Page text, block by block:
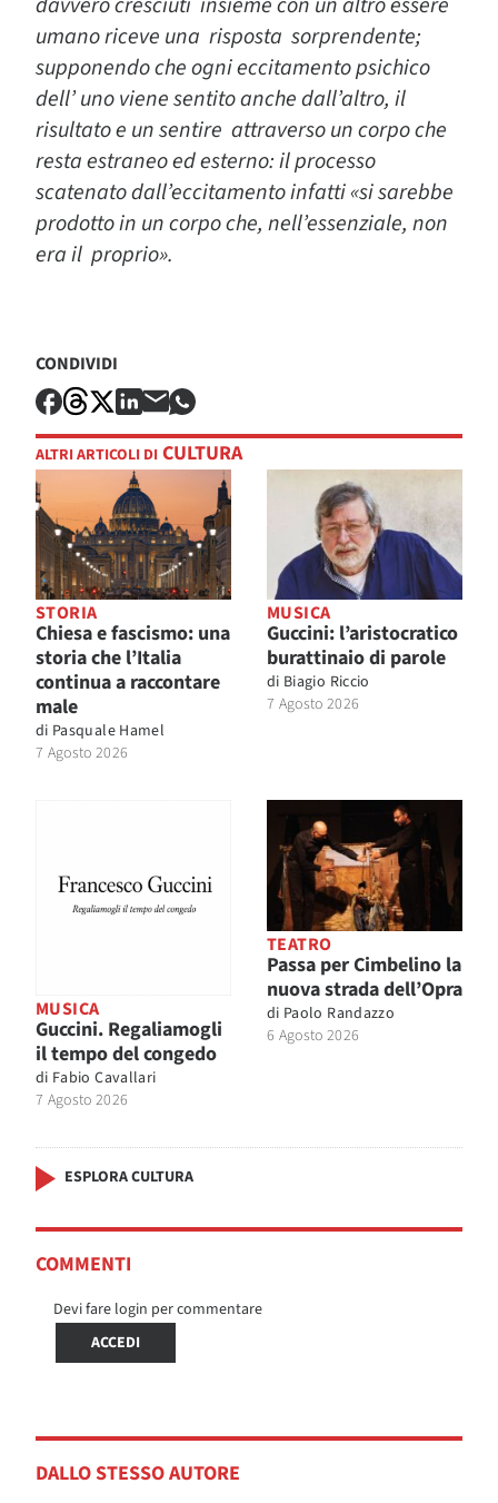
umano riceve una risposta sorprendente;
supponendo che ogni eccitamento psichico
dell’ uno viene sentito anche dall’altro, il
risultato e un sentire attraverso un corpo che
resta estraneo ed esterno: il processo
scatenato dall’eccitamento infatti «si sarebbe
prodotto in un corpo che, nell’essenziale, non
era il proprio».
CONDIVIDI
ALTRI ARTICOLI DI CULTURA
STORIA
Chiesa e fascismo: una
storia che l’Italia
continua a raccontare
male
di Pasquale Hamel
7 Agosto 2026
MUSICA
Guccini: l’aristocratico
burattinaio di parole
di Biagio Riccio
7 Agosto 2026
MUSICA
Guccini. Regaliamogli
il tempo del congedo
di Fabio Cavallari
7 Agosto 2026
TEATRO
Passa per Cimbelino la
nuova strada dell’Opra
di Paolo Randazzo
6 Agosto 2026
ESPLORA CULTURA
COMMENTI
Devi fare login per commentare
ACCEDI
DALLO STESSO AUTORE